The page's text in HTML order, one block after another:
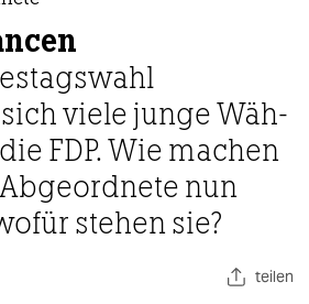
viele junge Wäh­
FDP. Wie machen
nun
stehen sie?
teilen